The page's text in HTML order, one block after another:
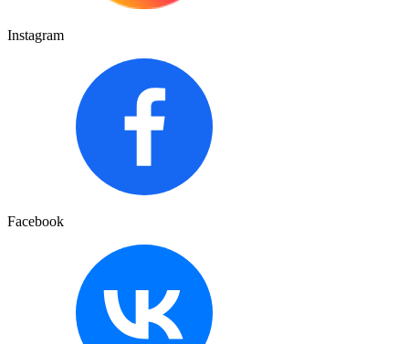
Instagram
Facebook